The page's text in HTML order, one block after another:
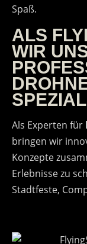
Spaß.
ALS
WIR
Als Experten für
bringen wir
Konzepte
Erlebnisse zu
Stadtfeste,